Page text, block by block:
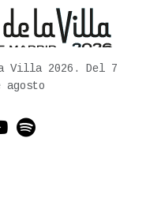
Villa 2026. Del 7
Spotify